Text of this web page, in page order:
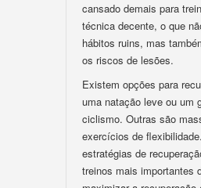
cansado demais para
técnica decente, o que
hábitos ruins, mas
os riscos de lesões.
Existem opções para
uma natação leve ou um
ciclismo. Outras são
exercícios de
estratégias de
treinos mais importantes